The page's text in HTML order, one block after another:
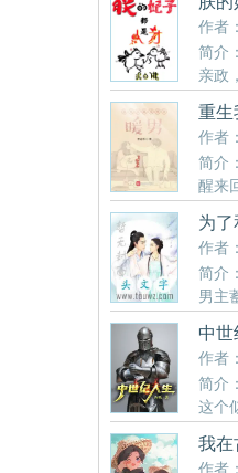
历史的浩荡，从来
温吞里的刀光剑
下的粉墨登场！
把命运交给天意
人。就连十里八村
能凭借人望推演盘
机，自此踏鬼穴
大教祖师聚集一
动乱…”“他王玄，
作者
简介
亲政
朕烧玻璃，制肥皂
麻将养老，率将
直道。????这才
好景不长，世道
发，边患侵扰。
苍天祈求，诚意祷
文，各位莫非走错
派遣三位钦差，
骚。????罪己诏
唠一唠。????良
发。????就在此
观的人御剑而来
重生
作者
简介
醒来
他刚考上大学，坐
生的李哲能有什么
了！ 只是后来李
央空调也。
为了
作者
简介
男主
门，就见到了客厅
光影，霍慕笙淡
收拾文件起身：“
安安深深呼吸，
前：“不好意思！
皱眉：“……以后我
一僵，咬牙切齿：
中世
作者
简介
这个
的风暴。是融入这
骋疆场，在史书上
我在
作者